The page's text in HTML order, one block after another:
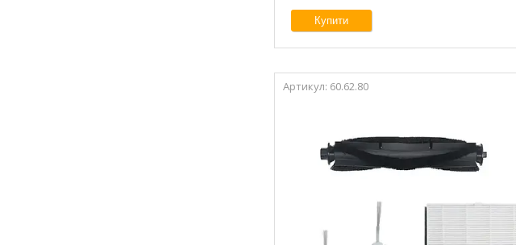
Купити
60.62.80